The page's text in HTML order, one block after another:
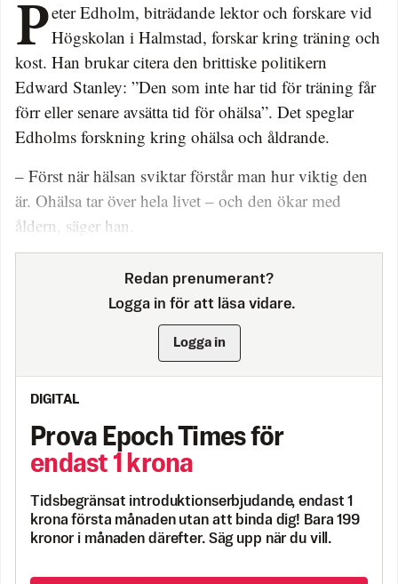
Peter Edholm, biträdande lektor och forskare vidHögskolan i Halmstad, forskar kring träning och
kost. Han brukar citera den brittiske politikern
Edward Stanley: ”Den som inte har tid för träning får
förr eller senare avsätta tid för ohälsa”. Det speglar
Edholms forskning kring ohälsa och åldrande.
– Först när hälsan sviktar förstår man hur viktig den
är. Ohälsa tar över hela livet – och den ökar med
åldern, säger han.
Redan prenumerant?
Logga in för att läsa vidare.
Logga in
DIGITAL
Prova Epoch Times för
endast 1 krona
Tidsbegränsat introduktionserbjudande, endast 1
krona första månaden utan att binda dig! Bara 199
kronor i månaden därefter. Säg upp när du vill.